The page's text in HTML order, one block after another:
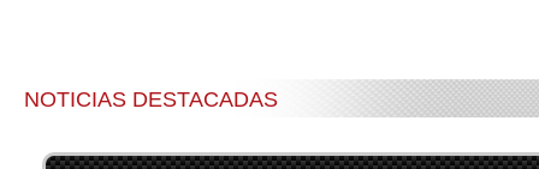
NOTICIAS DESTACADAS